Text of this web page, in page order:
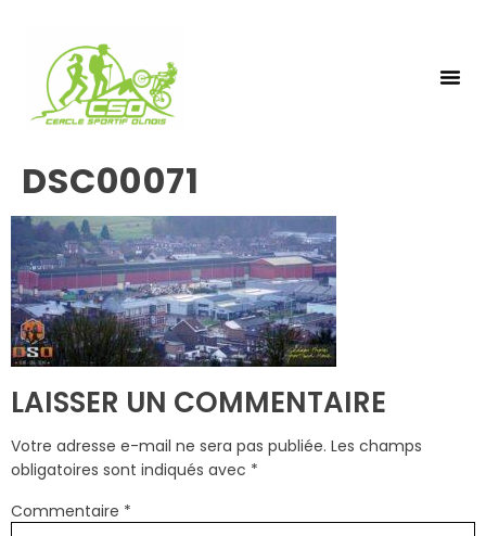
DSC00071
LAISSER UN COMMENTAIRE
Votre adresse e-mail ne sera pas publiée. Les champs
obligatoires sont indiqués avec *
Commentaire *